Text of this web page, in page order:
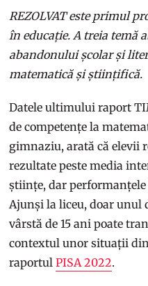
REZOLVAT este primul
în educație. A treia temă
abandonului școlar și
matematică și științifică.
Datele ultimului raport
de competențe la
gimnaziu, arată că elevii
rezultate peste media
științe, dar performanțele
Ajunși la liceu, doar
vârstă de 15 ani poate
contextul unor situații
raportulPISA 2022.